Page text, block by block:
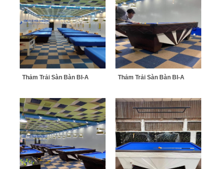
Thảm Trải Sàn Bàn BI-A Thảm Trải Sàn Bàn BI-A